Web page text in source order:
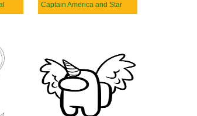
Captain America and Star